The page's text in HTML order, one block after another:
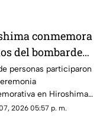
conmemora
del bombardeo
con un minuto
personas participaron
en Hiroshima,
recordó a las
2026 05:57 p. m.